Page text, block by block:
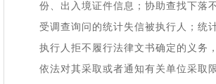
份、出入境证件信息；协助查找下落
受调查询问的统计失信被执行人；统
执行人拒不履行法律文书确定的义务
依法对其采取或者通知有关单位采取